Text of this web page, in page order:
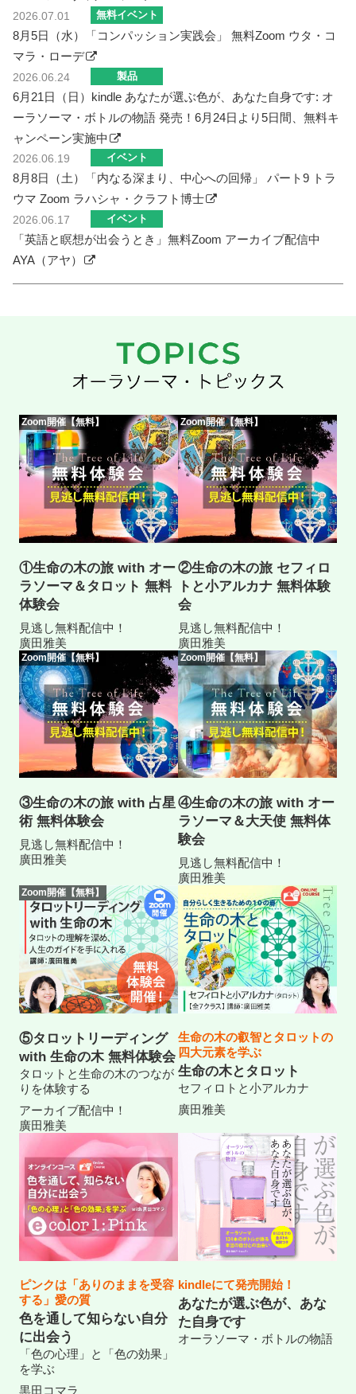
2026.07.01 無料イベント
8月5日（水）「コンパッション実践会」 無料Zoom ウタ・コ
マラ・ローデ
2026.06.24 製品
6月21日（日）kindle あなたが選ぶ色が、あなた自身です: オ
ーラソーマ・ボトルの物語 発売！6月24日より5日間、無料キ
ャンペーン実施中
2026.06.19 イベント
8月8日（土）「内なる深まり、中心への回帰」 パート9 トラ
ウマ Zoom ラハシャ・クラフト博士
2026.06.17 イベント
「英語と瞑想が出会うとき」無料Zoom アーカイブ配信中
AYA（アヤ）
Zoom開催【無料】
①生命の木の旅 with オー
ラソーマ＆タロット 無料
体験会
見逃し無料配信中！
廣田雅美
Zoom開催【無料】
②生命の木の旅 セフィロ
トと小アルカナ 無料体験
会
見逃し無料配信中！
廣田雅美
Zoom開催【無料】
③生命の木の旅 with 占星
術 無料体験会
見逃し無料配信中！
廣田雅美
Zoom開催【無料】
④生命の木の旅 with オー
ラソーマ＆大天使 無料体
験会
見逃し無料配信中！
廣田雅美
Zoom開催【無料】
⑤タロットリーディング
with 生命の木 無料体験会
タロットと生命の木のつなが
りを体験する
アーカイブ配信中！
廣田雅美
生命の木の叡智とタロットの
四大元素を学ぶ
生命の木とタロット
セフィロトと小アルカナ
廣田雅美
ピンクは「ありのままを受容
する」愛の質
色を通して知らない自分
に出会う
「色の心理」と「色の効果」
を学ぶ
黒田コマラ
kindleにて発売開始！
あなたが選ぶ色が、あな
た自身です
オーラソーマ・ボトルの物語